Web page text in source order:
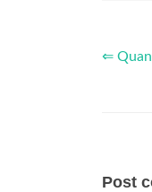
⇐
Post